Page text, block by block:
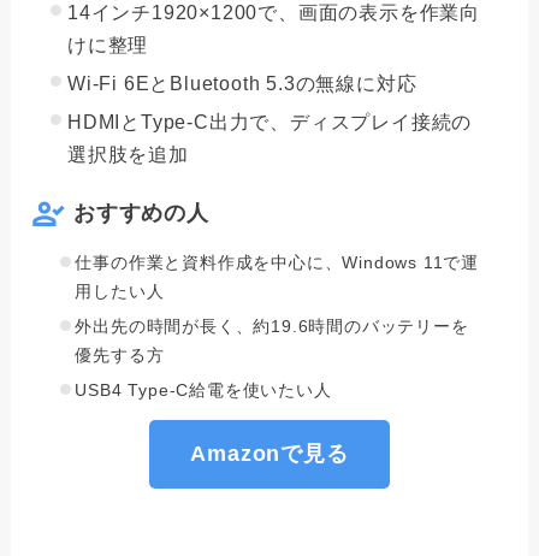
14インチ1920×1200で、画面の表示を作業向
けに整理
Wi-Fi 6EとBluetooth 5.3の無線に対応
HDMIとType-C出力で、ディスプレイ接続の
選択肢を追加
おすすめの人
仕事の作業と資料作成を中心に、Windows 11で運
用したい人
外出先の時間が長く、約19.6時間のバッテリーを
優先する方
USB4 Type-C給電を使いたい人
Amazonで見る